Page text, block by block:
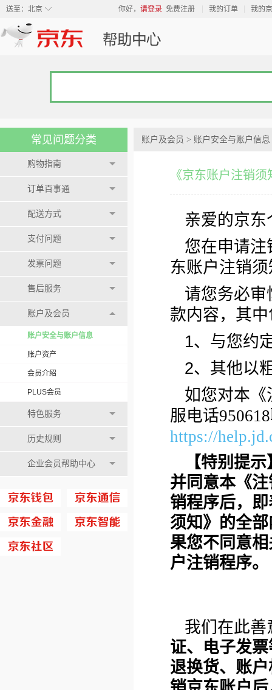
◇
送至： 北京 你好， 请登录 免费注册 我的订单 我的
常见问题分类
购物指南
订单百事通
配送方式
支付问题
发票问题
售后服务
账户及会员
账户安全与账户信息
账户资产
会员介绍
PLUS会员
特色服务
历史规则
企业会员帮助中心
账户及会员 > 账户安全与账户信息
《京东账户注销须
亲爱的京
您在申请
东账户注销
请您务必
款内容，其
1、与您约
2、其他以
如您对本
服电话
https://
【特别提
并同意本《
销程序后，
须知》的全
果您不同意
户注销程序。
我们在此善
证、电子发
退换货、账